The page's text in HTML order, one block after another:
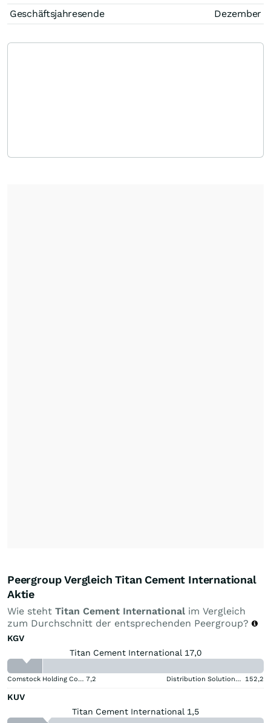
Geschäftsjahresende
Dezember
Peergroup Vergleich Titan Cement International
Aktie
Wie steht Titan Cement International im Vergleich
zum Durchschnitt der entsprechenden Peergroup?
KGV
Titan Cement International 17,0
Comstock Holding Companies Registered (A) 7,2 Distribution Solutions Group 152,2
KUV
Titan Cement International 1,5